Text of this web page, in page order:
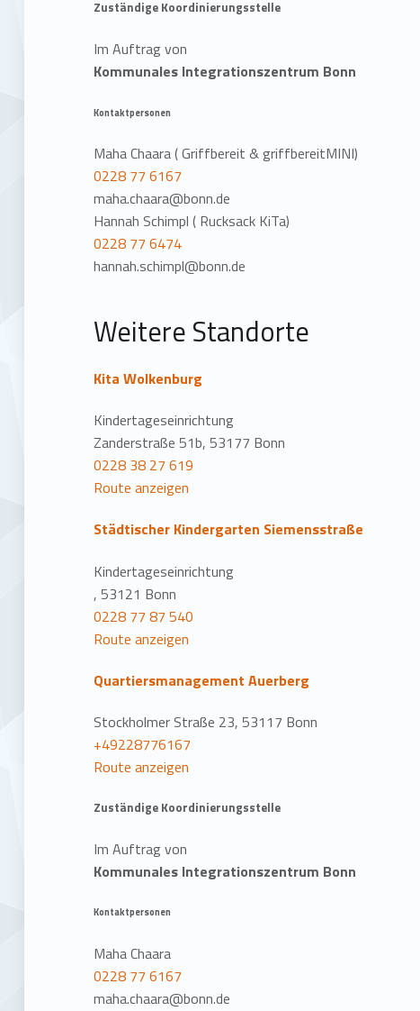
i
o
n
Zuständige Koordinierungsstelle
Im Auftrag von
Kommunales Integrationszentrum Bonn
Kontaktpersonen
Maha Chaara ( Griffbereit & griffbereitMINI)
0228 77 6167
maha.chaara@bonn.de
Hannah Schimpl ( Rucksack KiTa)
0228 77 6474
hannah.schimpl@bonn.de
Weitere Standorte
Kita Wolkenburg
Kindertageseinrichtung
Zanderstraße 51b, 53177 Bonn
0228 38 27 619
Route anzeigen
Städtischer Kindergarten Siemensstraße
Kindertageseinrichtung
, 53121 Bonn
0228 77 87 540
Route anzeigen
Quartiersmanagement Auerberg
Stockholmer Straße 23, 53117 Bonn
+49228776167
Route anzeigen
Zuständige Koordinierungsstelle
Im Auftrag von
Kommunales Integrationszentrum Bonn
Kontaktpersonen
Maha Chaara
0228 77 6167
maha.chaara@bonn.de